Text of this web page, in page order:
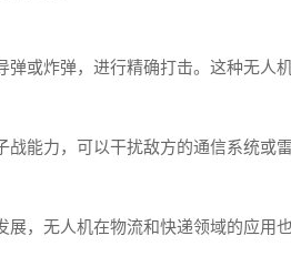
弹或炸弹，进行精确打击。这种无人
战能力，可以干扰敌方的通信系统或
展，无人机在物流和快递领域的应用也